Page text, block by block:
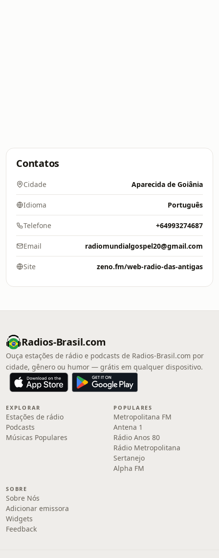
Contatos
Cidade Aparecida de Goiânia
Idioma Português
Telefone +64993274687
Email radiomundialgospel20@gmail.com
Site zeno.fm/web-radio-das-antigas
Radios-Brasil.com
Ouça estações de rádio e podcasts de Radios-Brasil.com por
cidade, gênero ou humor — grátis em qualquer dispositivo.
EXPLORAR
Estações de rádio
Podcasts
Músicas Populares
POPULARES
Metropolitana FM
Antena 1
Rádio Anos 80
Rádio Metropolitana
Sertanejo
Alpha FM
SOBRE
Sobre Nós
Adicionar emissora
Widgets
Feedback